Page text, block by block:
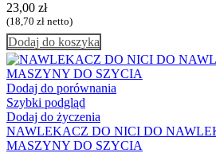
23,00 zł
(18,70 zł netto)
Dodaj do koszyka
Dodaj do porównania
Szybki podgląd
Dodaj do życzenia
NAWLEKACZ DO NICI DO
MASZYNY DO SZYCIA